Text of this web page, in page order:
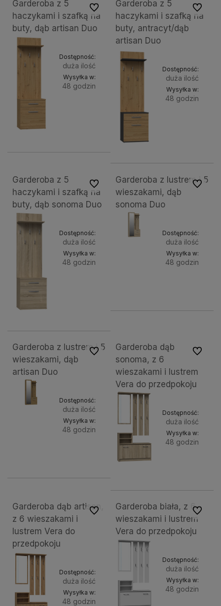
Garderoba z 5
haczykami i szafką na
buty, dąb artisan Duo
Dostępność:
duża ilość
Wysyłka w:
48 godzin
Do ulubionychGarderoba z 5
haczykami i szafką na
buty, antracyt/dąb
artisan Duo
Dostępność:
duża ilość
Wysyłka w:
48 godzin
Do
Garderoba z 5
haczykami i szafką na
buty, dąb sonoma Duo
Dostępność:
duża ilość
Wysyłka w:
48 godzin
Do ulubionychGarderoba z lustrem i 5
wieszakami, dąb
sonoma Duo
Dostępność:
duża ilość
Wysyłka w:
48 godzin
Do
Garderoba z lustrem i 5
wieszakami, dąb
artisan Duo
Dostępność:
duża ilość
Wysyłka w:
48 godzin
Do ulubionychGarderoba dąb
sonoma, z 6
wieszakami i lustrem
Vera do przedpokoju
Dostępność:
duża ilość
Wysyłka w:
48 godzin
Do
Garderoba dąb artisan,
z 6 wieszakami i
lustrem Vera do
przedpokoju
Dostępność:
duża ilość
Wysyłka w:
48 godzin
Do ulubionychGarderoba biała, z 6
wieszakami i lustrem
Vera do przedpokoju
Dostępność:
duża ilość
Wysyłka w:
48 godzin
Do